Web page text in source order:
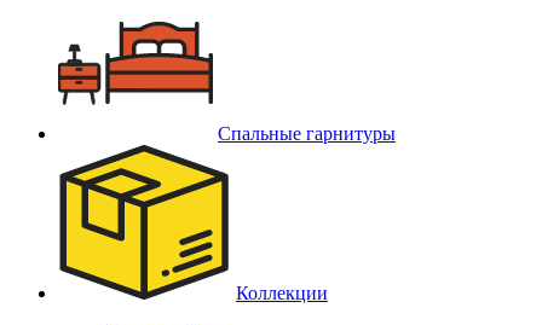
Спальные гарнитуры
Коллекции